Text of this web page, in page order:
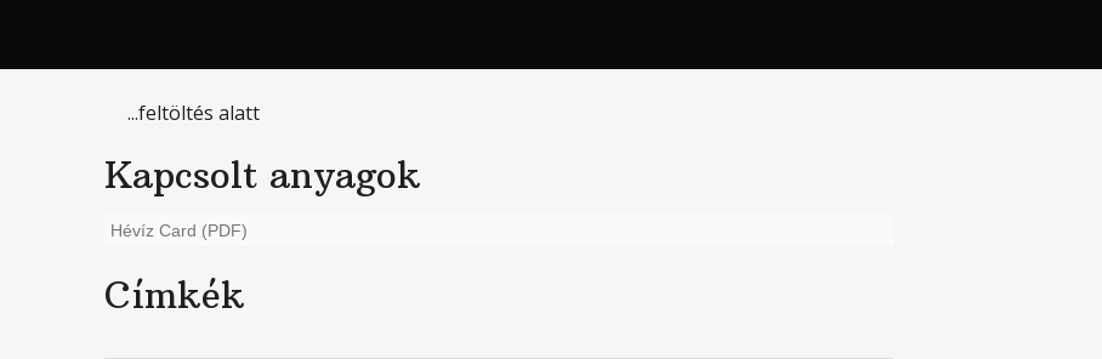
...feltöltés alatt
Kapcsolt anyagok
Hévíz Card (PDF)
Címkék